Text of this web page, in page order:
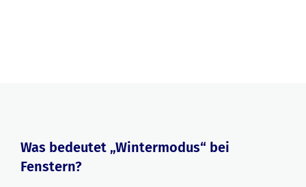
Was bedeutet „Wintermodus“ bei
Fenstern?